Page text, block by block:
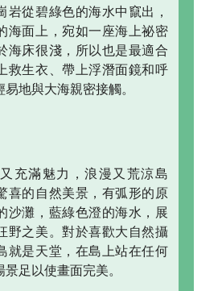
岩從碧綠色的海水中竄出，
海面上，宛如一座海上祕密
海床很淺，所以也是最適合
救生衣、帶上浮潛面鏡和呼
地與大海親密接觸。
充滿魅力，浪漫又荒涼島
喜的自然美景，有弧形的原
沙灘，藍綠色澄的海水，展
野之美。對於喜歡大自然攝
就是天堂，在島上站在任何
足以使畫面完美。